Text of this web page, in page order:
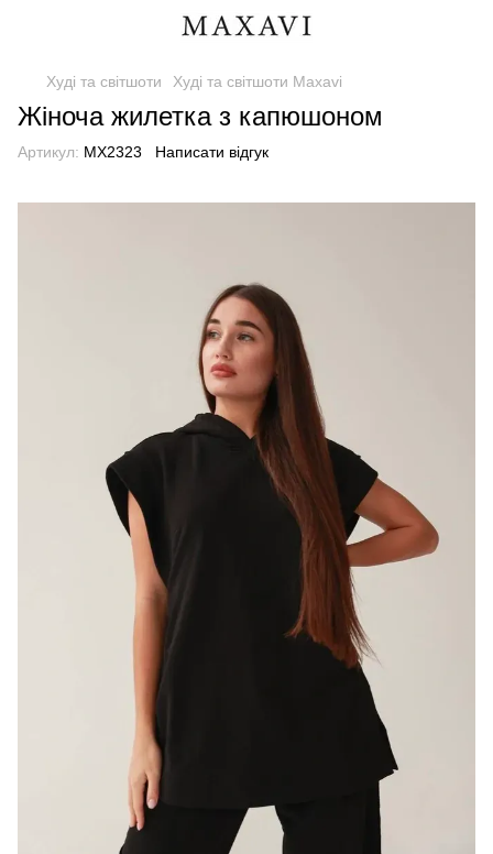
Худі та світшоти Худі та світшоти Maxavi
Жіноча жилетка з капюшоном
Артикул: MX2323 Написати відгук